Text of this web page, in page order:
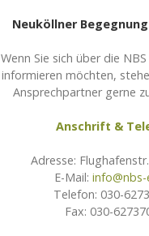
Neuköllner
Wenn Sie sich über die
informieren möchten,
Ansprechpartner gerne
Anschrift &
Adresse:
E-Mail:info@nbs-
Telefon: 030-
Fax: 030-